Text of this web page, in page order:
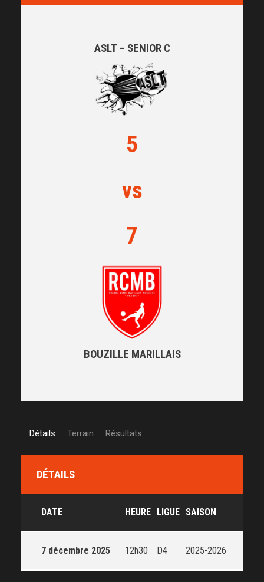
ASLT – SENIOR C
5
vs
7
BOUZILLE MARILLAIS
Détails Terrain Résultats
DÉTAILS
DATE HEURE LIGUE SAISON
7 décembre 2025 12h30 D4 2025-2026